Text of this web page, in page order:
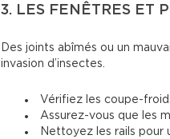
3. LES FENÊTRES ET
Des joints abîmés ou un
invasion d’insectes.
Vérifiez les coupe-
Assurez-vous que les
Nettoyez les rails pour